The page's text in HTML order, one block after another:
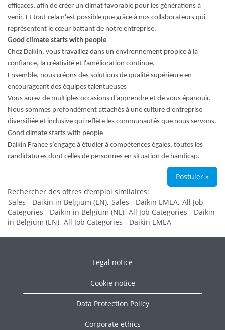
efficaces, afin de créer un climat favorable pour les générations à
venir. Et tout cela n'est possible que grâce à nos collaborateurs qui
représentent le cœur battant de notre entreprise.
Good climate starts with people
Chez Daikin, vous travaillez dans un environnement propice à la
confiance, la créativité et l'amélioration continue.
Ensemble, nous créons des solutions de qualité supérieure en
encourageant des équipes talentueuses
Vous aurez de multiples occasions d'apprendre et de vous épanouir.
Nous sommes profondément attachés à une culture d'entreprise
diversifiée et inclusive qui reflète les communautés que nous servons.
Good climate starts with people
Daikin France s’engage à étudier à compétences égales, toutes les
candidatures dont celles de personnes en situation de handicap.
Postuler »
Rechercher des offres d’emploi similaires:
Sales - Daikin in Belgium (EN), Sales - Daikin EMEA, All Job
Categories - Daikin in Belgium (NL), All Job Categories - Daikin
in Belgium (EN), All Job Categories - Daikin EMEA
Legal notice
Cookie notice
Data Protection Policy
Corporate ethics